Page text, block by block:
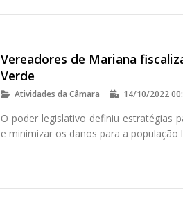
Vereadores de Mariana
Verde
Atividades da Câmara 14/10/2022
O poder legislativo definiu estratégias
e minimizar os danos para a população